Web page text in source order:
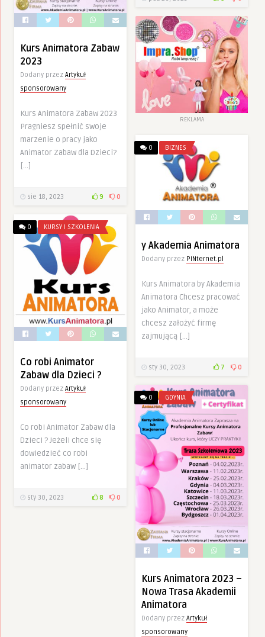
Kurs Animatora Zabaw
2023
Dodany przez Artykuł
sponsorowany
Kurs Animatora Zabaw 2023
Pragniesz spełnić swoje
marzenie o pracy jako
Animator Zabaw dla Dzieci?
[…]
sie 18, 2023 9 0
REKLAMA
0 BIZNES
y Akademia Animatora
Dodany przez PINternet.pl
Kurs Animatora by Akademia
Animatora Chcesz pracować
jako Animator, a może
chcesz założyć firmę
zajmującą […]
sty 30, 2023 7 0
0 KURSY I SZKOLENIA
Co robi Animator
Zabaw dla Dzieci ?
Dodany przez Artykuł
sponsorowany
Co robi Animator Zabaw dla
Dzieci ? Jeżeli chce się
dowiedzieć co robi
animator zabaw […]
sty 30, 2023 8 0
0 GDYNIA
Kurs Animatora 2023 –
Nowa Trasa Akademii
Animatora
Dodany przez Artykuł
sponsorowany